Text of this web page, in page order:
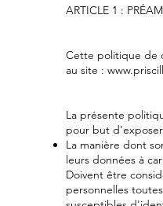
ARTICLE 1 :
Cette politique de
au site :
La présente
pour but
La manière dont
leurs données à
Doivent être
personnelles